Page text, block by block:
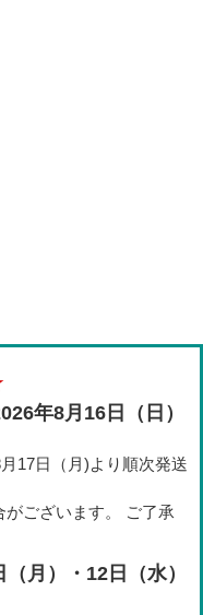
年8月16日（日）
17日（月)より順次発送
ございます。 ご了承
月）・12日（水）